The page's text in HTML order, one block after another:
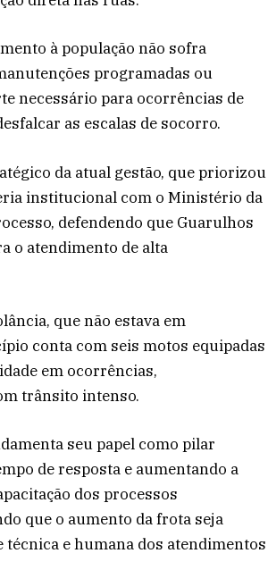
à população não sofra
programadas ou
necessário para ocorrências de
as escalas de socorro.
da atual gestão, que priorizou
institucional com o Ministério da
defendendo que Guarulhos
o atendimento de alta
que não estava em
conta com seis motos equipadas
em ocorrências,
trânsito intenso.
seu papel como pilar
de resposta e aumentando a
dos processos
que o aumento da frota seja
e humana dos atendimentos